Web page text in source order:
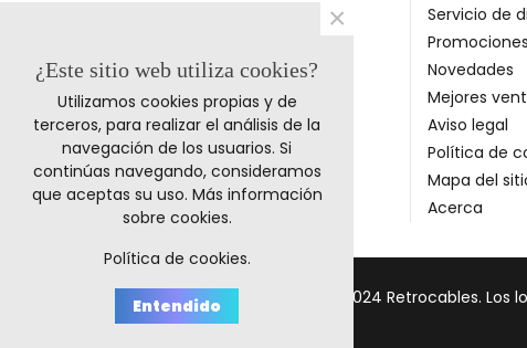
Servicio de
Novedades
Mejores
Aviso legal
Política de
Mapa del
Acerca
© 2011-2024 Retrocables.
¿Este sitio web utiliza cookies?
Utilizamos cookies propias y de
terceros, para realizar el análisis de la
navegación de los usuarios. Si
continúas navegando, consideramos
que aceptas su uso. Más información
sobre cookies.
Política de cookies.
Entendido
×